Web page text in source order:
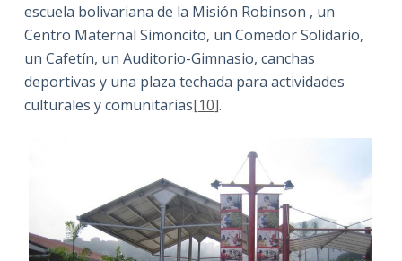
escuela bolivariana de la Misión Robinson , un
Centro Maternal Simoncito, un Comedor Solidario,
un Cafetín, un Auditorio-Gimnasio, canchas
deportivas y una plaza techada para actividades
culturales y comunitarias[10].